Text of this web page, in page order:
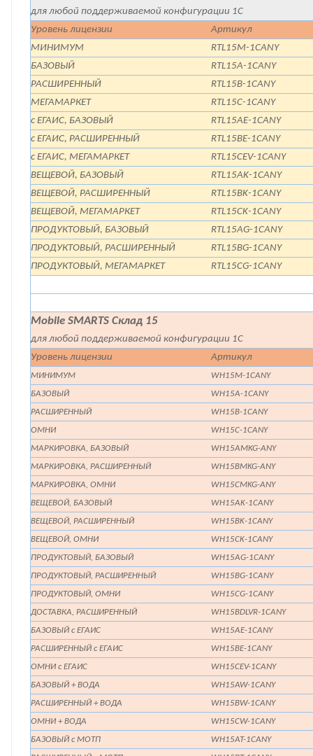
для любой поддерживаемой конфигурации 1С
Уровень лицензии
Артикул
МИНИМУМ
RTL15M-1CANY
БАЗОВЫЙ
RTL15A-1CANY
РАСШИРЕННЫЙ
RTL15B-1CANY
МЕГАМАРКЕТ
RTL15C-1CANY
с ЕГАИС, БАЗОВЫЙ
RTL15AE-1CANY
с ЕГАИС, РАСШИРЕННЫЙ
RTL15BE-1CANY
с ЕГАИС, МЕГАМАРКЕТ
RTL15CEV-1CANY
ВЕЩЕВОЙ, БАЗОВЫЙ
RTL15AK-1CANY
ВЕЩЕВОЙ, РАСШИРЕННЫЙ
RTL15BK-1CANY
ВЕЩЕВОЙ, МЕГАМАРКЕТ
RTL15CK-1CANY
ПРОДУКТОВЫЙ, БАЗОВЫЙ
RTL15AG-1CANY
ПРОДУКТОВЫЙ, РАСШИРЕННЫЙ
RTL15BG-1CANY
ПРОДУКТОВЫЙ, МЕГАМАРКЕТ
RTL15CG-1CANY
Mobile SMARTS Склад 15
для любой поддерживаемой конфигурации 1С
Уровень лицензии
Артикул
МИНИМУМ
WH15M-1CANY
БАЗОВЫЙ
WH15A-1CANY
РАСШИРЕННЫЙ
WH15B-1CANY
ОМНИ
WH15C-1CANY
МАРКИРОВКА, БАЗОВЫЙ
WH15AMKG-ANY
МАРКИРОВКА, РАСШИРЕННЫЙ
WH15BMKG-ANY
МАРКИРОВКА, ОМНИ
WH15CMKG-ANY
ВЕЩЕВОЙ, БАЗОВЫЙ
WH15AK-1CANY
ВЕЩЕВОЙ, РАСШИРЕННЫЙ
WH15BK-1CANY
ВЕЩЕВОЙ, ОМНИ
WH15CK-1CANY
ПРОДУКТОВЫЙ, БАЗОВЫЙ
WH15AG-1CANY
ПРОДУКТОВЫЙ, РАСШИРЕННЫЙ
WH15BG-1CANY
ПРОДУКТОВЫЙ, ОМНИ
WH15CG-1CANY
ДОСТАВКА, РАСШИРЕННЫЙ
WH15BDLVR-1CANY
БАЗОВЫЙ с ЕГАИС
WH15AE-1CANY
РАСШИРЕННЫЙ с ЕГАИС
WH15BE-1CANY
ОМНИ c ЕГАИС
WH15CEV-1CANY
БАЗОВЫЙ + ВОДА
WH15AW-1CANY
РАСШИРЕННЫЙ + ВОДА
WH15BW-1CANY
ОМНИ + ВОДА
WH15CW-1CANY
БАЗОВЫЙ с МОТП
WH15AT-1CANY